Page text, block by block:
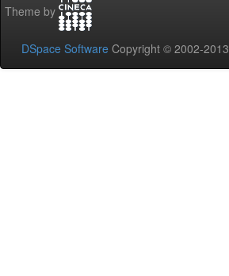
Theme by
DSpace Software Copyright © 2002-2013